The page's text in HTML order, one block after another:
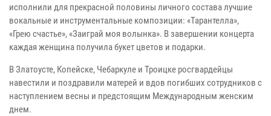
исполнили для прекрасной половины личного состава лучшие
вокальные и инструментальные композиции: «Тарантелла»,
«Грею счастье», «Заиграй моя волынка». В завершении концерта
каждая женщина получила букет цветов и подарки.
В Златоусте, Копейске, Чебаркуле и Троицке росгвардейцы
навестили и поздравили матерей и вдов погибших сотрудников с
наступлением весны и предстоящим Международным женским
днем.